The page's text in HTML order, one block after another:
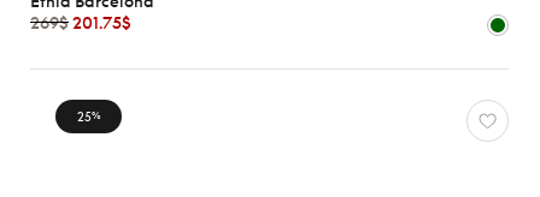
269$201.75$
25%